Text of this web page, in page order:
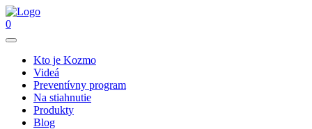
0
Kto je Kozmo
Videá
Preventívny program
Na stiahnutie
Produkty
Blog